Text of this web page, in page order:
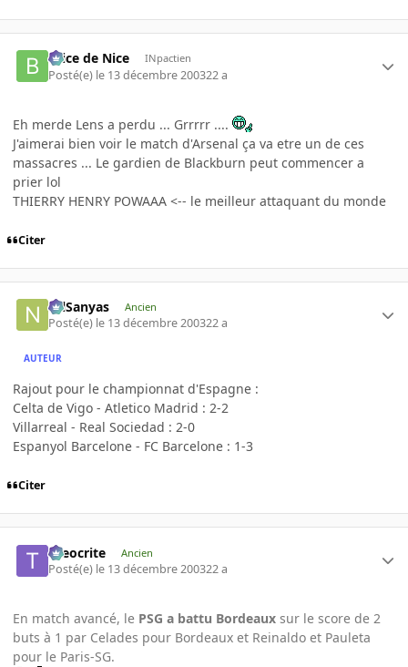
Brice de Nice INpactien
Posté(e) le 13 décembre 200322 a
Eh merde Lens a perdu ... Grrrrr ....
J'aimerai bien voir le match d'Arsenal ça va etre un de ces
massacres ... Le gardien de Blackburn peut commencer a
prier lol
THIERRY HENRY POWAAA <-- le meilleur attaquant du monde
Citer
NilSanyas Ancien
Posté(e) le 13 décembre 200322 a
AUTEUR
Rajout pour le championnat d'Espagne :
Celta de Vigo - Atletico Madrid : 2-2
Villarreal - Real Sociedad : 2-0
Espanyol Barcelone - FC Barcelone : 1-3
Citer
theocrite Ancien
Posté(e) le 13 décembre 200322 a
En match avancé, le PSG a battu Bordeaux sur le score de 2
buts à 1 par Celades pour Bordeaux et Reinaldo et Pauleta
pour le Paris-SG.